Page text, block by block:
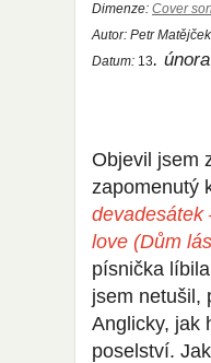
Dimenze: Cover
Autor: Petr Matějček
Datum: 13.
Objevil jsem
zapomenutý
devadesátek
love (Dům
písnička
jsem netušil,
Anglicky, jak
poselství.